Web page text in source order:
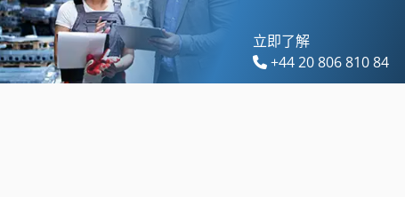
立即了解
+44 20 806 810 84